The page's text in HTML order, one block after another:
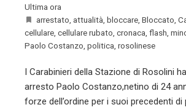
Ultima ora
arrestato attualità bloccare Bloccato
cellulare cellulare rubato cronaca flash
Paolo Costanzo politica rosolinese
I Carabinieri della Stazione di Rosolini
arresto Paolo Costanzo,netino di 24
forze dell’ordine per i suoi precedenti di